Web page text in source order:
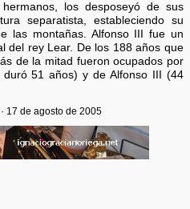
los desposeyó de sus
separatista, estableciendo su
las montañas. Alfonso III fue un
del rey Lear. De los 188 años que
de la mitad fueron ocupados por
51 años) y de Alfonso III (44
· 17 de agosto de 2005